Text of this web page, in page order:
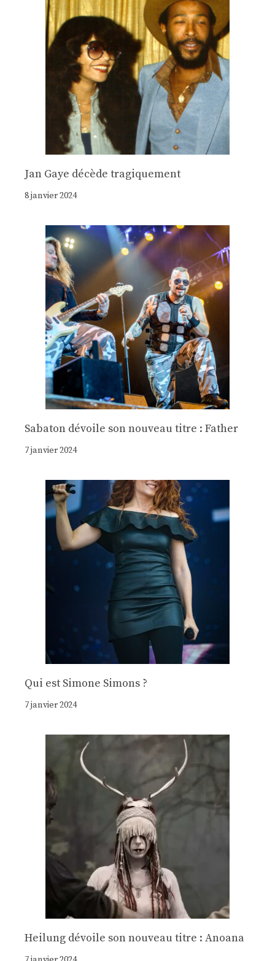
Jan Gaye décède tragiquement
8 janvier 2024
Sabaton dévoile son nouveau titre : Father
7 janvier 2024
Qui est Simone Simons ?
7 janvier 2024
Heilung dévoile son nouveau titre : Anoana